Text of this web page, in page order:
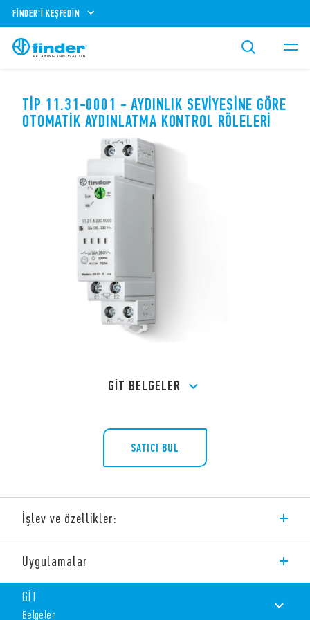
FINDER'I KEŞFEDIN
TIP 11.31-0001 - AYDINLIK SEVIYESINE GÖRE
OTOMATIK AYDINLATMA KONTROL RÖLELERI
GİT BELGELER
SATICI BUL
İşlev ve özellikler:
Standart Uyumluluğu: EN 45545-2:2020 (malzeme
alevlenebilirliği), EN 61373 (rastgele titreşim ve şok
direnci, Sınıf OT4/ST1) ile uyumludur.
Uygulamalar
GİT
Belgeler